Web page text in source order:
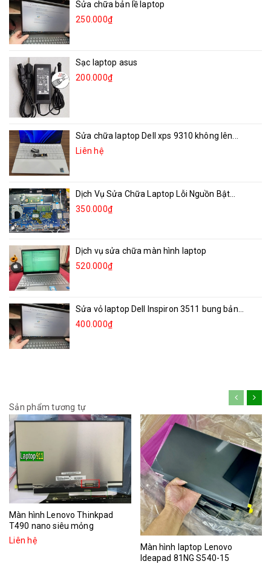
Sửa chữa bản lề laptop
250.000₫
Sạc laptop asus
200.000₫
Sửa chữa laptop Dell xps 9310 không lên...
Liên hệ
Dịch Vụ Sửa Chữa Laptop Lỗi Nguồn Bật...
350.000₫
Dịch vụ sửa chữa màn hình laptop
520.000₫
Sửa vỏ laptop Dell Inspiron 3511 bung bản...
400.000₫
Sản phẩm tương tự
Màn hình Lenovo Thinkpad
T490 nano siêu mỏng
Liên hệ
Màn hình laptop Lenovo
Ideapad 81NG S540-15